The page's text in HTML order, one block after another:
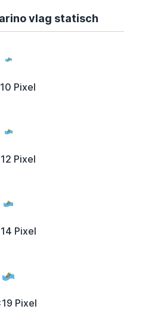
vlag statisch
Pixel
Pixel
Pixel
Pixel